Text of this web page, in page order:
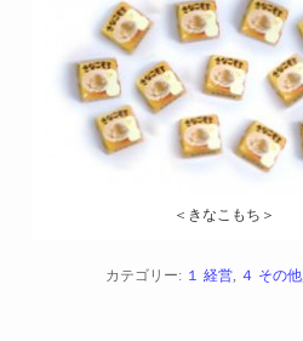
＜きなこもち＞
カテゴリー: １ 経営, ４ その他,